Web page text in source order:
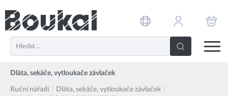
Dláta, sekáče, vytloukače závlaček
Ruční nářadí
Dláta, sekáče, vytloukače závlaček